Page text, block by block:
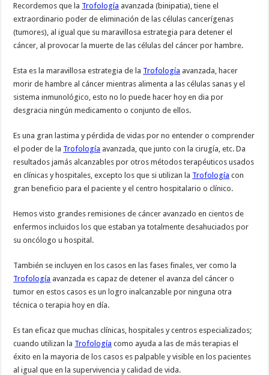
Recordemos que la Trofología avanzada (binipatia), tiene el
extraordinario poder de eliminación de las células cancerígenas
(tumores), al igual que su maravillosa estrategia para detener el
cáncer, al provocar la muerte de las células del cáncer por hambre.
Esta es la maravillosa estrategia de la Trofología avanzada, hacer
morir de hambre al cáncer mientras alimenta a las células sanas y el
sistema inmunológico, esto no lo puede hacer hoy en dia por
desgracia ningún medicamento o conjunto de ellos.
Es una gran lastima y pérdida de vidas por no entender o comprender
el poder de la Trofología avanzada, que junto con la cirugía, etc. Da
resultados jamás alcanzables por otros métodos terapéuticos usados
en clínicas y hospitales, excepto los que si utilizan la Trofología con
gran beneficio para el paciente y el centro hospitalario o clínico.
Hemos visto grandes remisiones de cáncer avanzado en cientos de
enfermos incluidos los que estaban ya totalmente desahuciados por
su oncólogo u hospital.
También se incluyen en los casos en las fases finales, ver como la
Trofología avanzada es capaz de detener el avanza del cáncer o
tumor en estos casos es un logro inalcanzable por ninguna otra
técnica o terapia hoy en día.
Es tan eficaz que muchas clínicas, hospitales y centros especializados;
cuando utilizan la Trofología como ayuda a las de más terapias el
éxito en la mayoria de los casos es palpable y visible en los pacientes
al igual que en la supervivencia y calidad de vida.